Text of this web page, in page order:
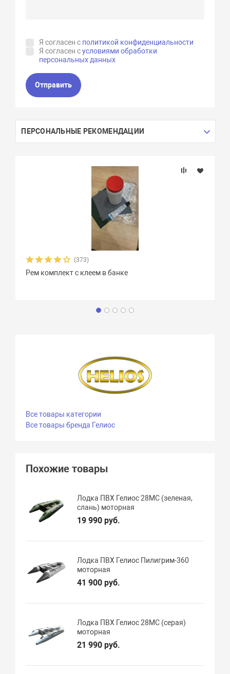
Я согласен с политикой конфиденциальности
Я согласен сусловиями обработки
персональных данных
Отправить
ПЕРСОНАЛЬНЫЕ РЕКОМЕНДАЦИИ
(373)
Рем комплект с клеем в банке
Все товары категории
Все товары бренда Гелиос
Похожие товары
Лодка ПВХ Гелиос 28МС (зеленая,
слань) моторная
19 990 руб.
Лодка ПВХ Гелиос Пилигрим-360
моторная
41 900 руб.
Лодка ПВХ Гелиос 28МC (серая)
моторная
21 990 руб.